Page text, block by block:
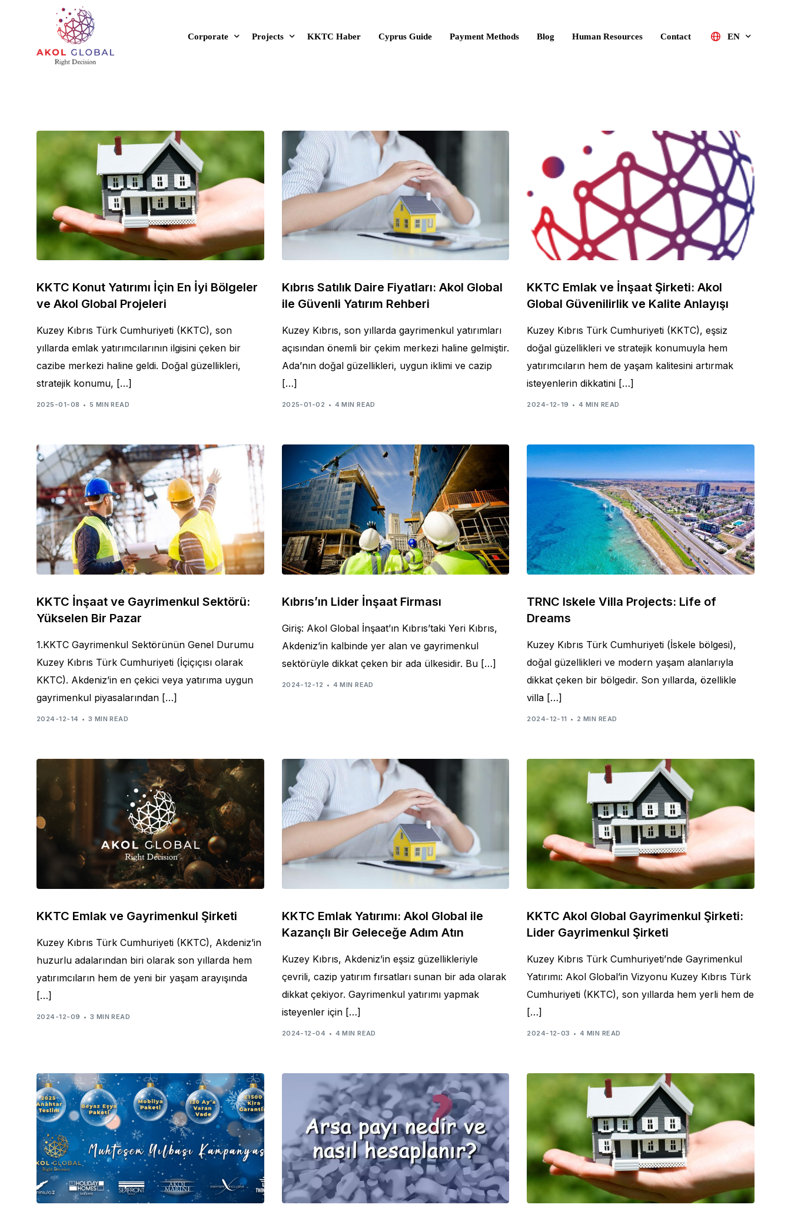
Corporate
Our Commercials
Corporate Identity Manual
Projects
Completed Projects
Future Projects
All Projects
Rental Properties
KKTC Haber Cyprus Guide Payment Methods Blog Human Resources Contact EN
Deutsch
Русский
KKTC Konut Yatırımı İçin En İyi Bölgeler
ve Akol Global Projeleri
Kuzey Kıbrıs Türk Cumhuriyeti (KKTC), son
yıllarda emlak yatırımcılarının ilgisini çeken bir
cazibe merkezi haline geldi. Doğal güzellikleri,
stratejik konumu, […]
2025-01-08 5 MIN READ
Kıbrıs Satılık Daire Fiyatları: Akol Global
ile Güvenli Yatırım Rehberi
Kuzey Kıbrıs, son yıllarda gayrimenkul yatırımları
açısından önemli bir çekim merkezi haline gelmiştir.
Ada’nın doğal güzellikleri, uygun iklimi ve cazip
[…]
2025-01-02 4 MIN READ
KKTC Emlak ve İnşaat Şirketi: Akol
Global Güvenilirlik ve Kalite Anlayışı
Kuzey Kıbrıs Türk Cumhuriyeti (KKTC), eşsiz
doğal güzellikleri ve stratejik konumuyla hem
yatırımcıların hem de yaşam kalitesini artırmak
isteyenlerin dikkatini […]
2024-12-19 4 MIN READ
KKTC İnşaat ve Gayrimenkul Sektörü:
Yükselen Bir Pazar
1.KKTC Gayrimenkul Sektörünün Genel Durumu
Kuzey Kıbrıs Türk Cumhuriyeti (İçiçıçısı olarak
KKTC). Akdeniz’in en çekici veya yatırıma uygun
gayrimenkul piyasalarından […]
2024-12-14 3 MIN READ
Kıbrıs’ın Lider İnşaat Firması
Giriş: Akol Global İnşaat’ın Kıbrıs’taki Yeri Kıbrıs,
Akdeniz’in kalbinde yer alan ve gayrimenkul
sektörüyle dikkat çeken bir ada ülkesidir. Bu […]
2024-12-12 4 MIN READ
TRNC Iskele Villa Projects: Life of
Dreams
Kuzey Kıbrıs Türk Cumhuriyeti (İskele bölgesi),
doğal güzellikleri ve modern yaşam alanlarıyla
dikkat çeken bir bölgedir. Son yıllarda, özellikle
villa […]
2024-12-11 2 MIN READ
KKTC Emlak ve Gayrimenkul Şirketi
Kuzey Kıbrıs Türk Cumhuriyeti (KKTC), Akdeniz’in
huzurlu adalarından biri olarak son yıllarda hem
yatırımcıların hem de yeni bir yaşam arayışında
[…]
2024-12-09 3 MIN READ
KKTC Emlak Yatırımı: Akol Global ile
Kazançlı Bir Geleceğe Adım Atın
Kuzey Kıbrıs, Akdeniz’in eşsiz güzellikleriyle
çevrili, cazip yatırım fırsatları sunan bir ada olarak
dikkat çekiyor. Gayrimenkul yatırımı yapmak
isteyenler için […]
2024-12-04 4 MIN READ
KKTC Akol Global Gayrimenkul Şirketi:
Lider Gayrimenkul Şirketi
Kuzey Kıbrıs Türk Cumhuriyeti’nde Gayrimenkul
Yatırımı: Akol Global’in Vizyonu Kuzey Kıbrıs Türk
Cumhuriyeti (KKTC), son yıllarda hem yerli hem de
[…]
2024-12-03 4 MIN READ